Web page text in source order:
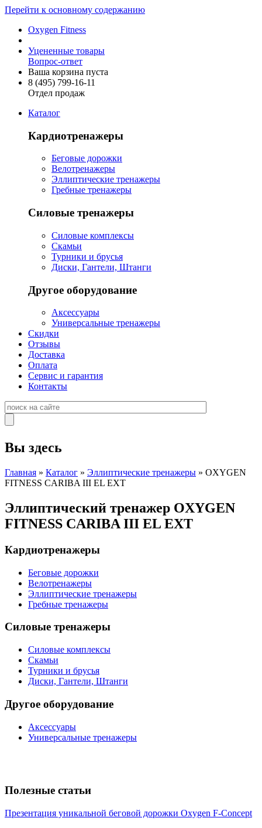
Перейти к основному содержанию
Oxygen Fitness
Уцененные товары
Вопрос-ответ
Ваша корзина пуста
8 (495) 799-16-11
Отдел продаж
Каталог
Кардиотренажеры
Беговые дорожки
Велотренажеры
Эллиптические тренажеры
Гребные тренажеры
Силовые тренажеры
Силовые комплексы
Скамьи
Турники и брусья
Диски, Гантели, Штанги
Другое оборудование
Аксессуары
Универсальные тренажеры
Скидки
Отзывы
Доставка
Оплата
Сервис и гарантия
Контакты
Вы здесь
Главная » Каталог » Эллиптические тренажеры » OXYGEN
FITNESS CARIBA III EL EXT
Эллиптический тренажер OXYGEN
FITNESS CARIBA III EL EXT
Кардиотренажеры
Беговые дорожки
Велотренажеры
Эллиптические тренажеры
Гребные тренажеры
Силовые тренажеры
Силовые комплексы
Скамьи
Турники и брусья
Диски, Гантели, Штанги
Другое оборудование
Аксессуары
Универсальные тренажеры
Полезные статьи
Презентация уникальной беговой дорожки Oxygen F-Concept